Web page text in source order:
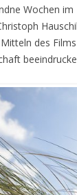
Wochen
des